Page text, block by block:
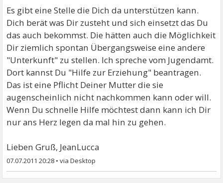
Es gibt eine Stelle die Dich da unterstützen kann.
Dich berät was Dir zusteht und sich einsetzt das Du
das auch bekommst. Die hätten auch die Möglichkeit
Dir ziemlich spontan Übergangsweise eine andere
"Unterkunft" zu stellen. Ich spreche vom Jugendamt.
Dort kannst Du "Hilfe zur Erziehung" beantragen.
Das ist eine Pflicht Deiner Mutter die sie
augenscheinlich nicht nachkommen kann oder will.
Wenn Du schnelle Hilfe möchtest dann kann ich Dir
nur ans Herz legen da mal hin zu gehen.
Lieben Gruß, JeanLucca
07.07.2011 20:28 •